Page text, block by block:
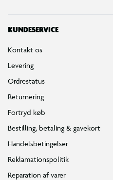
KUNDESERVICE
Kontakt os
Levering
Ordrestatus
Returnering
Fortryd køb
Bestilling, betaling & gavekort
Handelsbetingelser
Reklamationspolitik
Reparation af varer